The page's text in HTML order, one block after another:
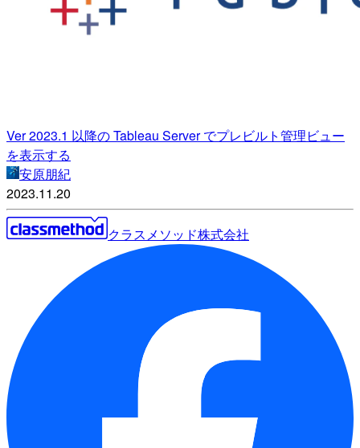
Ver 2023.1 以降の Tableau Server でプレビルト管理ビュー
を表示する
安原朋紀
2023.11.20
クラスメソッド株式会社